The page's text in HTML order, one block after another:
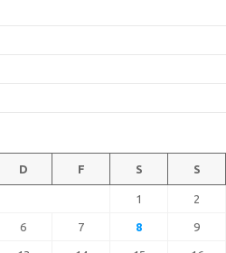
D F S S
1 2
6 7 8 9